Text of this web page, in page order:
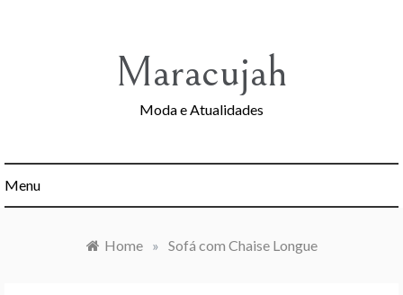
Maracujah
Moda e Atualidades
Menu
Home » Sofá com Chaise Longue